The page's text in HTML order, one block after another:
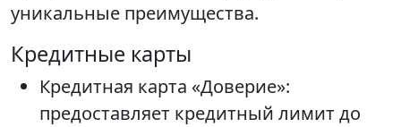
уникальные преимущества.
Кредитные карты
Кредитная карта «Доверие»:
предоставляет кредитный лимит до